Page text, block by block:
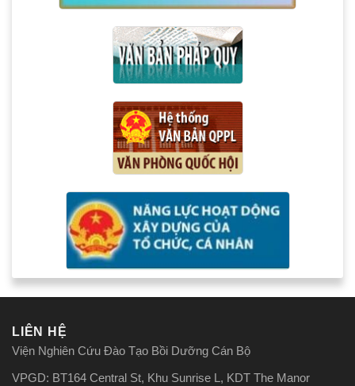
LIÊN HỆ
Viện Nghiên Cứu Đào Tạo Bồi Dưỡng Cán Bộ
VPGD: BT164 Central St, Khu Sunrise L, KDT The Manor